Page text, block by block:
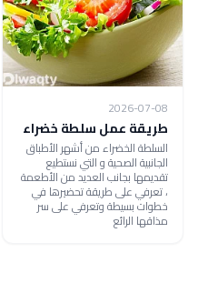
2026-07-08
طريقة عمل سلطة خضراء
السلطة الخضراء من أشهر الأطباق
الجانبية الصحية و التي نستطيع
تقديمها بجانب العديد من الأطعمة
، تعرفي على طريقة تحضيرها في
خطوات بسيطة وتعرفي على سر
مذاقها الرائع